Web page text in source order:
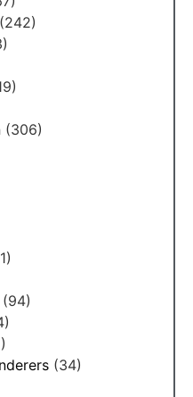
(242)
(306)
(94)
(34)